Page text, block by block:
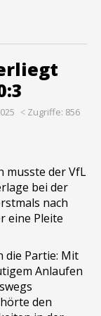
Zugriffe: 856
musste der VfL
bei der
nach
eine Pleite
die Partie: Mit
Anlaufen
den